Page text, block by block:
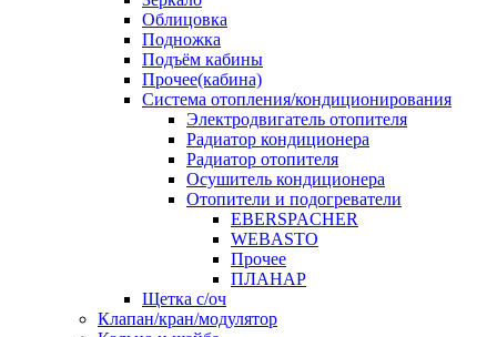
Облицовка
Подножка
Подъём кабины
Прочее(кабина)
Система отопления/кондиционирования
Электродвигатель отопителя
Радиатор кондиционера
Радиатор отопителя
Осушитель кондиционера
Отопители и подогреватели
EBERSPACHER
WEBASTO
Прочее
ПЛАНАР
Щетка с/оч
Клапан/кран/модулятор